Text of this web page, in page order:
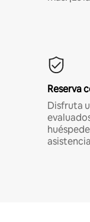
Reserva
Disfruta